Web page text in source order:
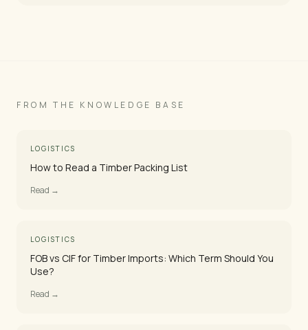
FROM THE KNOWLEDGE BASE
LOGISTICS
How to Read a Timber Packing List
Read →
LOGISTICS
FOB vs CIF for Timber Imports: Which Term Should You
Use?
Read →